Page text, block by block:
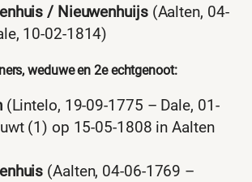
/ Nieuwenhuijs(Aalten, 04-
10-02-1814)
weduwe en 2e echtgenoot:
(Lintelo, 19-09-1775 – Dale, 01-
(1) op 15-05-1808 in Aalten
(Aalten, 04-06-1769 –